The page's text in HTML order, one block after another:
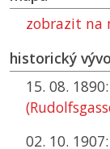
zobrazit na
historický
15. 08. 1890:
02. 10. 1907: